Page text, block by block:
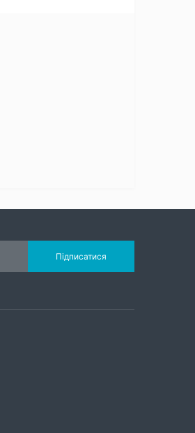
Підписатися